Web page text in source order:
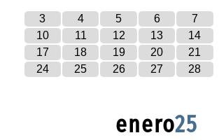
3
4 5 6 7
10
11 12 13 14
17
18 19 20 21
24
25 26 27 28
enero25